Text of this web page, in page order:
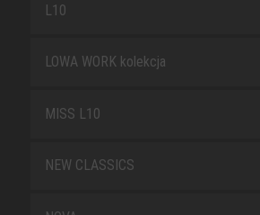
L10
LOWA WORK kolekcja
MISS L10
NEW CLASSICS